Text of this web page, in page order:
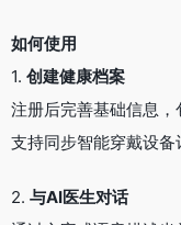
如何使用
1. 创建健康档案
注册后完善基础信息，
支持同步智能穿戴设备
2. 与AI医生对话